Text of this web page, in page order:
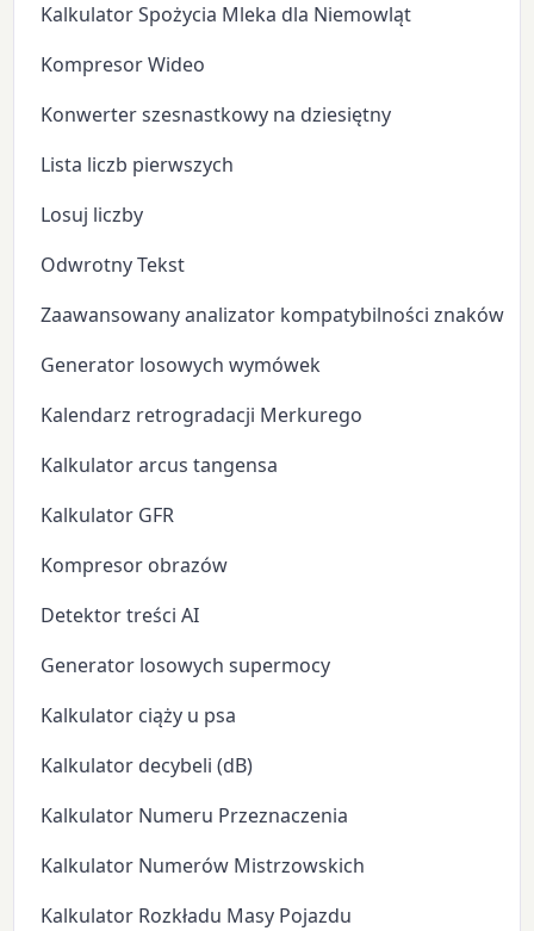
Kalkulator Spożycia Mleka dla Niemowląt
Kompresor Wideo
Konwerter szesnastkowy na dziesiętny
Lista liczb pierwszych
Losuj liczby
Odwrotny Tekst
Zaawansowany analizator kompatybilności znaków
Generator losowych wymówek
Kalendarz retrogradacji Merkurego
Kalkulator arcus tangensa
Kalkulator GFR
Kompresor obrazów
Detektor treści AI
Generator losowych supermocy
Kalkulator ciąży u psa
Kalkulator decybeli (dB)
Kalkulator Numeru Przeznaczenia
Kalkulator Numerów Mistrzowskich
Kalkulator Rozkładu Masy Pojazdu